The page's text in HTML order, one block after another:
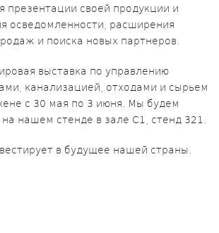
презентации своей продукции и
осведомленности, расширения
и поиска новых партнеров.
выставка по управлению
канализацией, отходами и сырьем
с 30 мая по 3 июня. Мы будем
нашем стенде в зале C1, стенд 321.
в будущее нашей страны.